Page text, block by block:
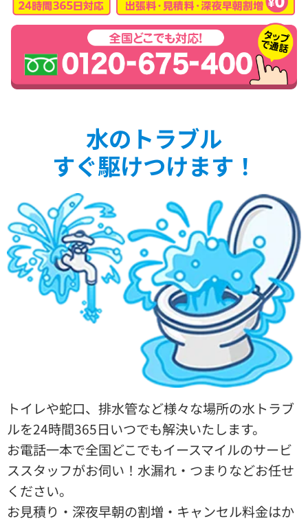
水のトラブル
すぐ駆けつけます！
トイレや蛇口、排水管など様々な場所の水トラブ
ルを24時間365日いつでも解決いたします。
お電話一本で全国どこでもイースマイルのサービ
ススタッフがお伺い！水漏れ・つまりなどお任せ
ください。
お見積り・深夜早朝の割増・キャンセル料金はか